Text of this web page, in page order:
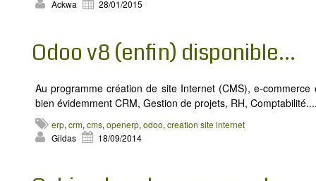
Ackwa
28/01/2015
Odoo v8 (enfin) disponible...
Au programme création de site Internet (CMS), e-commerce
bien évidemment CRM, Gestion de projets, RH,
erp, crm, cms, openerp, odoo, creation site internet
Gildas
18/09/2014